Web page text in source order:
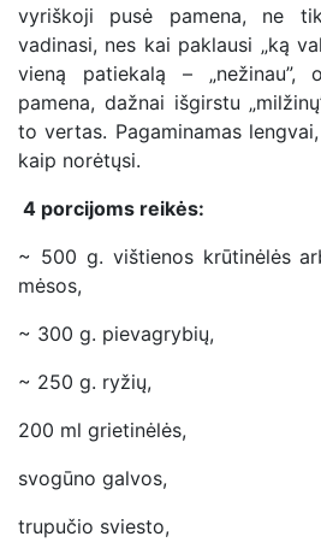
vyriškoji pusė pamena, ne
vadinasi, nes kai paklausi „ką
vieną patiekalą –
pamena, dažnai išgirstu
to vertas. Pagaminamas
kaip norėtųsi.
4 porcijoms reikės:
~ 500 g. vištienos krūtinėlės
mėsos,
~ 300 g. pievagrybių,
~ 250 g. ryžių,
200 ml grietinėlės,
svogūno galvos,
trupučio sviesto,